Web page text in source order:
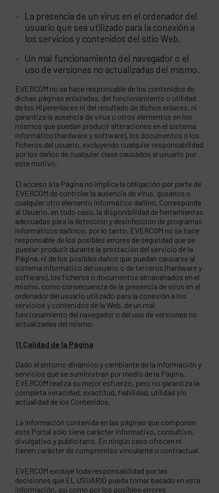
La presencia de un virus en el ordenador del
usuario que sea utilizado para la conexión a
los servicios y contenidos del sitio Web,
Un mal funcionamiento del navegador o el
uso de versiones no actualizadas del mismo.
EVERCOM no se hace responsable de los contenidos de
dichas páginas enlazadas, del funcionamiento o utilidad
de los Hiperenlaces ni del resultado de dichos enlaces, ni
garantiza la ausencia de virus u otros elementos en los
mismos que puedan producir alteraciones en el sistema
informático (hardware y software), los documentos o los
ficheros del usuario, excluyendo cualquier responsabilidad
por los daños de cualquier clase causados al usuario por
este motivo.
El acceso a la Página no implica la obligación por parte de
EVERCOM de controlar la ausencia de virus, gusanos o
cualquier otro elemento informático dañino. Corresponde
al Usuario, en todo caso, la disponibilidad de herramientas
adecuadas para la detección y desinfección de programas
informáticos dañinos, por lo tanto, EVERCOM no se hace
responsable de los posibles errores de seguridad que se
puedan producir durante la prestación del servicio de la
Página, ni de los posibles daños que puedan causarse al
sistema informático del usuario o de terceros (hardware y
software), los ficheros o documentos almacenados en el
mismo, como consecuencia de la presencia de virus en el
ordenador del usuario utilizado para la conexión a los
servicios y contenidos de la Web, de un mal
funcionamiento del navegador o del uso de versiones no
actualizadas del mismo.
11.Calidad de la Página
Dado el entorno dinámico y cambiante de la información y
servicios que se suministran por medio de la Página,
EVERCOM realiza su mejor esfuerzo, pero no garantiza la
completa veracidad, exactitud, fiabilidad, utilidad y/o
actualidad de los Contenidos.
La información contenida en las páginas que componen
este Portal sólo tiene carácter informativo, consultivo,
divulgativo y publicitario. En ningún caso ofrecen ni
tienen carácter de compromiso vinculante o contractual.
EVERCOM excluye toda responsabilidad por las
decisiones que EL USUARIO pueda tomar basado en esta
información, así como por los posibles errores